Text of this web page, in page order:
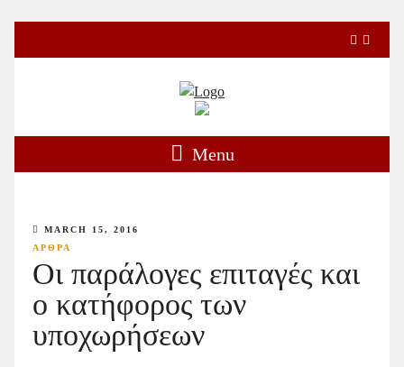
Menu
MARCH 15, 2016
ΑΡΘΡΑ
Οι παράλογες επιταγές και
ο κατήφορος των
υποχωρήσεων